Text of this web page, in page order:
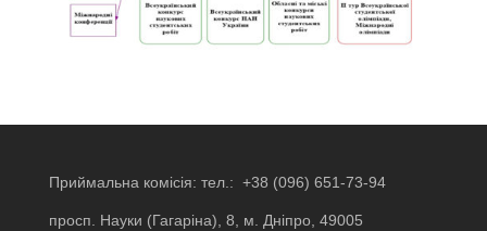
Приймальна комісія: тел.: +38 (096) 651-73-94
просп. Науки (Гагаріна), 8, м. Дніпро, 49005